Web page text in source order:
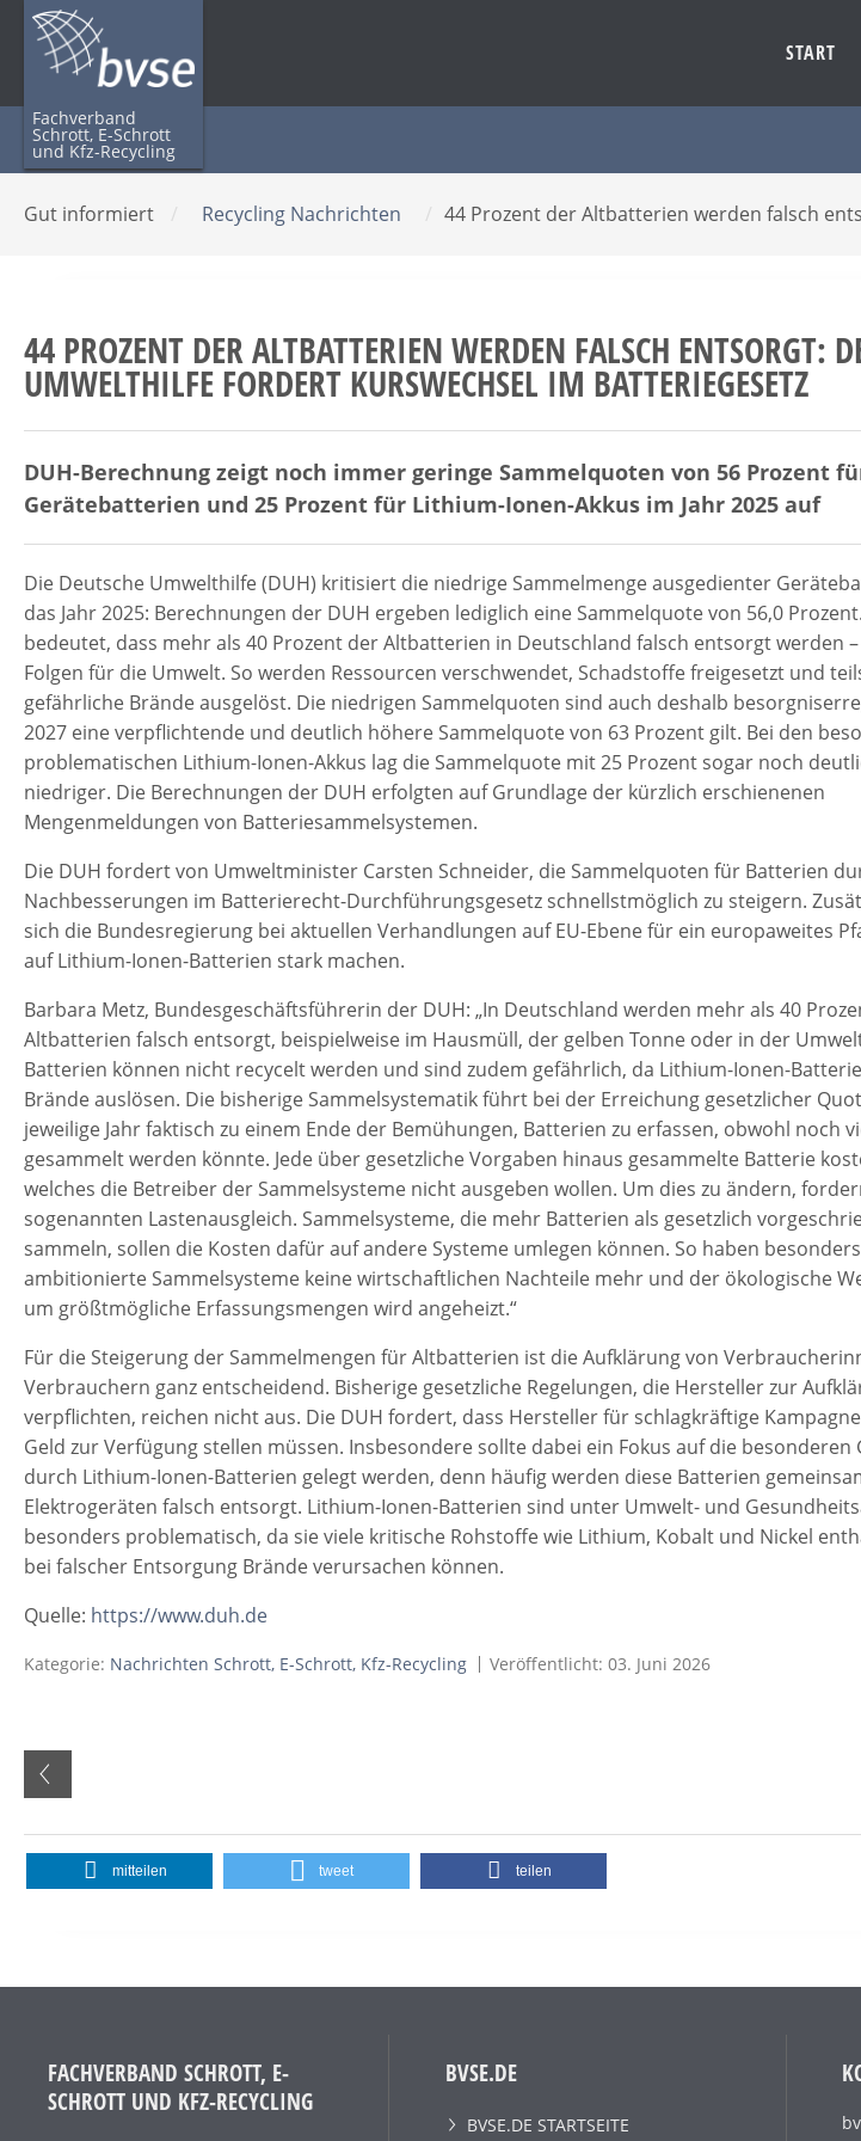
Fachverband
Schrott, E-Schrott
und Kfz-Recycling
START
Gut informiert / Recycling Nachrichten / 44 Prozent der Altbatterien werden falsch
44 PROZENT DER ALTBATTERIEN WERDEN FALSCH ENTSORGT:
UMWELTHILFE FORDERT KURSWECHSEL IM BATTERIEGESETZ
DUH-Berechnung zeigt noch immer geringe Sammelquoten von 56 Prozent
Gerätebatterien und 25 Prozent für Lithium-Ionen-Akkus im Jahr 2025 auf
Die Deutsche Umwelthilfe (DUH) kritisiert die niedrige Sammelmenge ausgedienter
das Jahr 2025: Berechnungen der DUH ergeben lediglich eine Sammelquote von 56,0
bedeutet, dass mehr als 40 Prozent der Altbatterien in Deutschland falsch entsorgt werden
Folgen für die Umwelt. So werden Ressourcen verschwendet, Schadstoffe freigesetzt und
gefährliche Brände ausgelöst. Die niedrigen Sammelquoten sind auch deshalb
2027 eine verpflichtende und deutlich höhere Sammelquote von 63 Prozent gilt. Bei den
problematischen Lithium-Ionen-Akkus lag die Sammelquote mit 25 Prozent sogar noch
niedriger. Die Berechnungen der DUH erfolgten auf Grundlage der kürzlich erschienenen
Mengenmeldungen von Batteriesammelsystemen.
Die DUH fordert von Umweltminister Carsten Schneider, die Sammelquoten für Batterien
Nachbesserungen im Batterierecht-Durchführungsgesetz schnellstmöglich zu steigern.
sich die Bundesregierung bei aktuellen Verhandlungen auf EU-Ebene für ein europaweites
auf Lithium-Ionen-Batterien stark machen.
Barbara Metz, Bundesgeschäftsführerin der DUH: „In Deutschland werden mehr als 40
Altbatterien falsch entsorgt, beispielweise im Hausmüll, der gelben Tonne oder in der
Batterien können nicht recycelt werden und sind zudem gefährlich, da Lithium-Ionen-
Brände auslösen. Die bisherige Sammelsystematik führt bei der Erreichung gesetzlicher
jeweilige Jahr faktisch zu einem Ende der Bemühungen, Batterien zu erfassen, obwohl noch
gesammelt werden könnte. Jede über gesetzliche Vorgaben hinaus gesammelte Batterie
welches die Betreiber der Sammelsysteme nicht ausgeben wollen. Um dies zu ändern,
sogenannten Lastenausgleich. Sammelsysteme, die mehr Batterien als gesetzlich
sammeln, sollen die Kosten dafür auf andere Systeme umlegen können. So haben besonders
ambitionierte Sammelsysteme keine wirtschaftlichen Nachteile mehr und der ökologische
um größtmögliche Erfassungsmengen wird angeheizt.“
Für die Steigerung der Sammelmengen für Altbatterien ist die Aufklärung von
Verbrauchern ganz entscheidend. Bisherige gesetzliche Regelungen, die Hersteller zur
verpflichten, reichen nicht aus. Die DUH fordert, dass Hersteller für schlagkräftige
Geld zur Verfügung stellen müssen. Insbesondere sollte dabei ein Fokus auf die besonderen
durch Lithium-Ionen-Batterien gelegt werden, denn häufig werden diese Batterien
Elektrogeräten falsch entsorgt. Lithium-Ionen-Batterien sind unter Umwelt- und
besonders problematisch, da sie viele kritische Rohstoffe wie Lithium, Kobalt und Nickel
bei falscher Entsorgung Brände verursachen können.
Quelle: https://www.duh.de
Kategorie: Nachrichten Schrott, E-Schrott, Kfz-Recycling Veröffentlicht: 03. Juni 2026
mitteilen tweet teilen
FACHVERBAND SCHROTT, E-
SCHROTT UND KFZ-RECYCLING
BVSE.DE
BVSE.DE STARTSEITE